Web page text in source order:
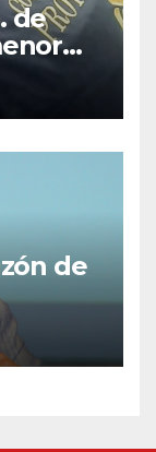
de
una
de
la